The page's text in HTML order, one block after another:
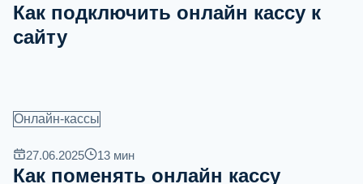
Как подключить онлайн кассу к
сайту
Онлайн-кассы
27.06.2025 13 мин
Как поменять онлайн кассу